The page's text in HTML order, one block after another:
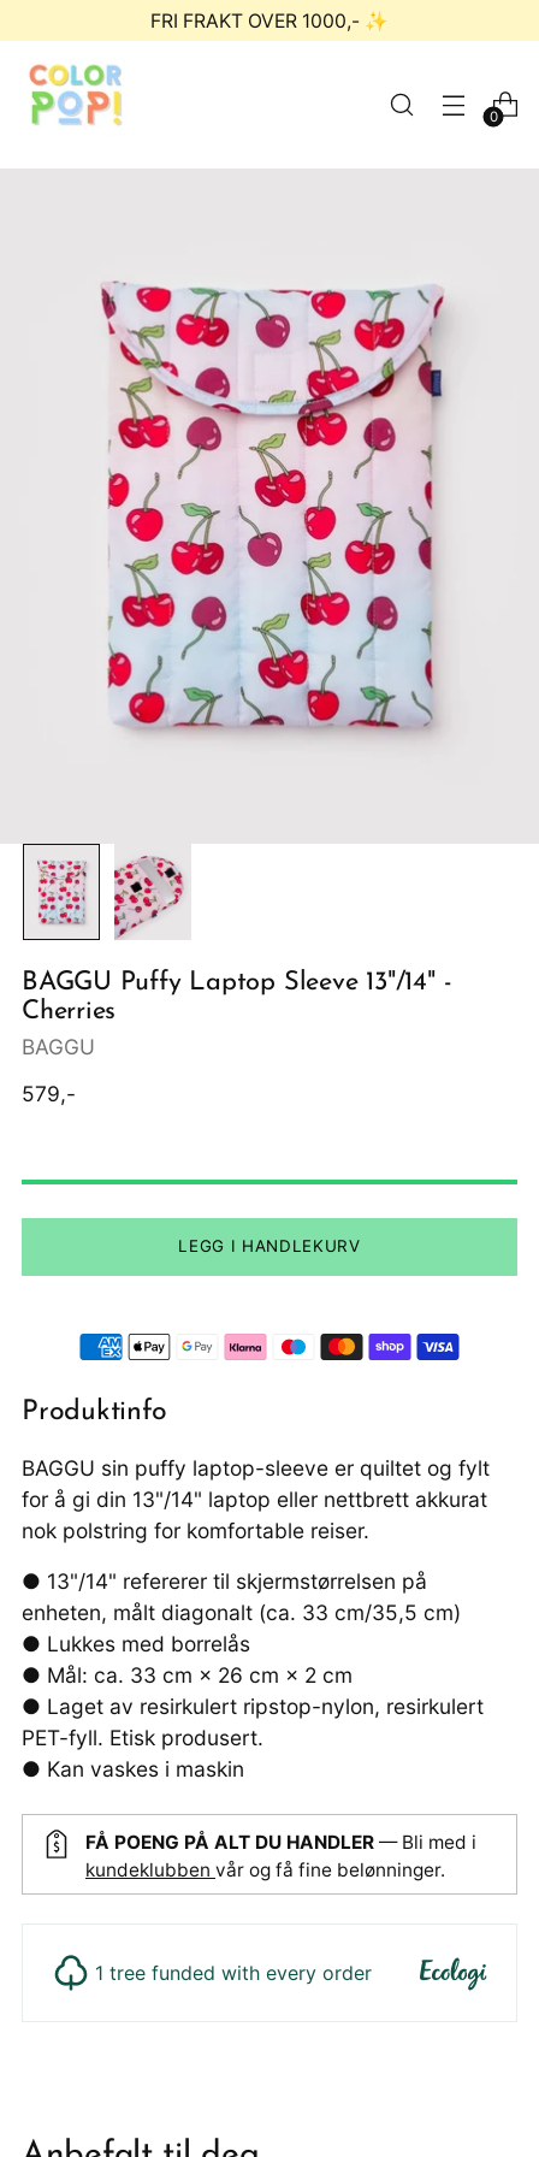
FRI FRAKT OVER 1000,- ✨
0
BAGGU Puffy Laptop Sleeve 13"/14" -
Cherries
BAGGU
Ordinær
579,-
LEGG I HANDLEKURV
Produktinfo
BAGGU sin puffy laptop-sleeve er quiltet og fylt
for å gi din 13"/14" laptop eller nettbrett akkurat
nok polstring for komfortable reiser.
● 13"/14" refererer til skjermstørrelsen på
enheten, målt diagonalt (ca. 33 cm/35,5 cm)
● Lukkes med borrelås
● Mål: ca. 33 cm × 26 cm × 2 cm
● Laget av resirkulert ripstop-nylon, resirkulert
PET-fyll. Etisk produsert.
● Kan vaskes i maskin
FÅ POENG PÅ ALT DU HANDLER — Bli med i
kundeklubben vår og få fine belønninger.
1 tree funded with every order
din